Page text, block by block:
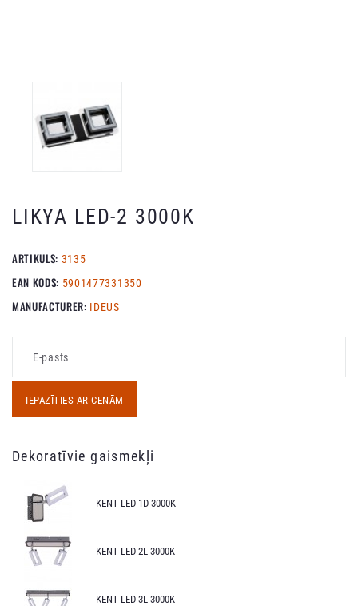
LIKYA LED-2 3000K
ARTIKULS: 3135
EAN KODS: 5901477331350
MANUFACTURER: IDEUS
IEPAZĪTIES AR CENĀM
Dekoratīvie gaismekļi
KENT LED 1D 3000K
KENT LED 2L 3000K
KENT LED 3L 3000K